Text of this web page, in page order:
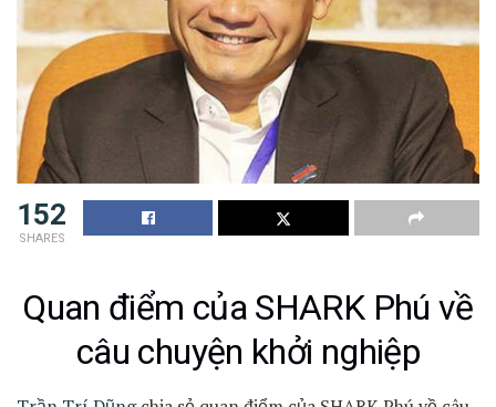
152
SHARES
Quan điểm của SHARK Phú về
câu chuyện khởi nghiệp